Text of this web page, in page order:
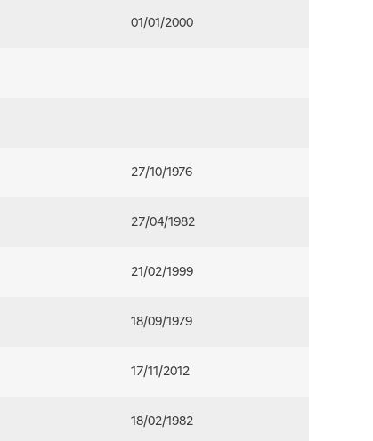
01/01/2000
27/10/1976
27/04/1982
21/02/1999
18/09/1979
17/11/2012
18/02/1982